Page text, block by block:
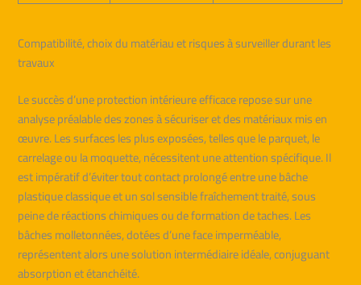
Compatibilité, choix du matériau et risques à surveiller durant les
travaux
Le succès d’une protection intérieure efficace repose sur une
analyse préalable des zones à sécuriser et des matériaux mis en
œuvre. Les surfaces les plus exposées, telles que le parquet, le
carrelage ou la moquette, nécessitent une attention spécifique. Il
est impératif d’éviter tout contact prolongé entre une bâche
plastique classique et un sol sensible fraîchement traité, sous
peine de réactions chimiques ou de formation de taches. Les
bâches molletonnées, dotées d’une face imperméable,
représentent alors une solution intermédiaire idéale, conjuguant
absorption et étanchéité.